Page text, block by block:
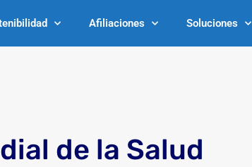
Afiliaciones Soluciones
de la Salud